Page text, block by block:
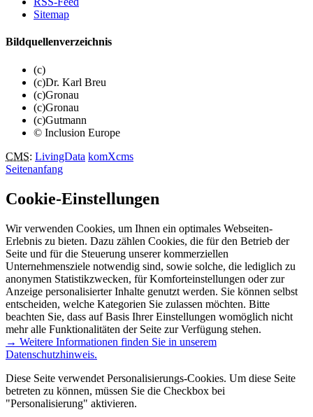
Sitemap
Bildquellenverzeichnis
(c)
(c)Dr. Karl Breu
(c)Gronau
(c)Gronau
(c)Gutmann
© Inclusion Europe
CMS: LivingData komXcms
Seitenanfang
Cookie-Einstellungen
Wir verwenden Cookies, um Ihnen ein optimales Webseiten-
Erlebnis zu bieten. Dazu zählen Cookies, die für den Betrieb der
Seite und für die Steuerung unserer kommerziellen
Unternehmensziele notwendig sind, sowie solche, die lediglich zu
anonymen Statistikzwecken, für Komforteinstellungen oder zur
Anzeige personalisierter Inhalte genutzt werden. Sie können selbst
entscheiden, welche Kategorien Sie zulassen möchten. Bitte
beachten Sie, dass auf Basis Ihrer Einstellungen womöglich nicht
mehr alle Funktionalitäten der Seite zur Verfügung stehen.
→ Weitere Informationen finden Sie in unserem
Datenschutzhinweis.
Diese Seite verwendet Personalisierungs-Cookies. Um diese Seite
betreten zu können, müssen Sie die Checkbox bei
"Personalisierung" aktivieren.